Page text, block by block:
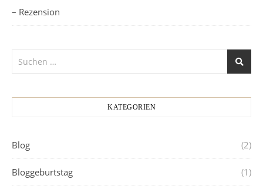
– Rezension
KATEGORIEN
Blog (2)
Bloggeburtstag (1)